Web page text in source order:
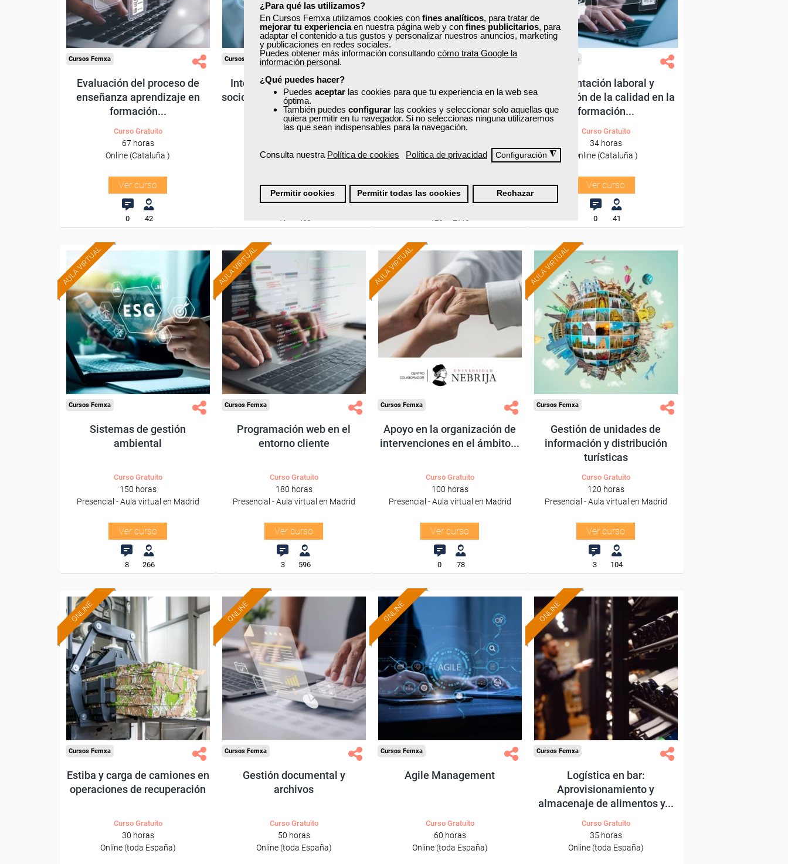
¿Para qué las utilizamos?
En Cursos Femxa utilizamos cookies con fines analíticos, para tratar de
mejorar tu experienciaen nuestra página web y con fines publicitarios, para
adaptar el contenido a tus gustos y personalizar nuestros anuncios, marketing
y publicaciones en redes sociales.
Puedes obtener más información consultando cómo trata Google la
información personal.
¿Qué puedes hacer?
Puedes aceptar las cookies para que tu experiencia en la web sea
óptima.
También puedes configurar las cookies y seleccionar solo aquellas que
quiera permitir en tu navegador. Si no seleccionas ninguna utilizaremos
las que sean indispensables para la navegación.
Consulta nuestra Política de cookies Política de privacidad Configuración ◮
Permitir cookies Permitir todas las cookies Rechazar
Para todos los sectores.
Cursos Femxa
Evaluación del proceso de
enseñanza aprendizaje en
formación...
Curso Gratuito
67 horas
Online (Cataluña )
Ver curso
0 42
Para todos los sectores.
Cursos Femxa
Intervención en la atención
sociosanitaria en instituciones
Curso Gratuito
Online (Cataluña )
Ver curso
19 456
Para todos los sectores.
Cursos Femxa
básicas de oficina
Curso Gratuito
Online (Cataluña )
Ver curso
125 2115
Para todos los sectores.
Cursos Femxa
Orientación laboral y
promoción de la calidad en la
formación...
Curso Gratuito
34 horas
Online (Cataluña )
Ver curso
0 41
AULA VIRTUAL Formación 100%
subvencionada.
Para desempleados,
trabajadores y autónomos.
Para todos los sectores.
Cursos Femxa
Sistemas de gestión
ambiental
Curso Gratuito
150 horas
Presencial - Aula virtual en Madrid
Ver curso
8 266
AULA VIRTUAL
Formación 100%
subvencionada.
Para desempleados,
trabajadores y autónomos.
Para todos los sectores.
Cursos Femxa
Programación web en el
entorno cliente
Curso Gratuito
180 horas
Presencial - Aula virtual en Madrid
Ver curso
3 596
AULA VIRTUAL Formación 100%
subvencionada.
Para trabajadores y
autónomos.
Para todos los sectores.
Cursos Femxa
Apoyo en la organización de
intervenciones en el ámbito...
Curso Gratuito
100 horas
Presencial - Aula virtual en Madrid
Ver curso
0 78
AULA VIRTUAL Formación 100%
subvencionada.
Para desempleados,
trabajadores y autónomos.
Para todos los sectores.
Cursos Femxa
Gestión de unidades de
información y distribución
turísticas
Curso Gratuito
120 horas
Presencial - Aula virtual en Madrid
Ver curso
3 104
ONLINE
Formación 100%
subvencionada.
Para desempleados,
trabajadores y autónomos.
Sector
-Mediambiente.
Cursos Femxa
Estiba y carga de camiones en
operaciones de recuperación
Curso Gratuito
30 horas
Online (toda España)
ONLINE
Formación 100%
subvencionada.
Para desempleados,
trabajadores y autónomos.
Sector
-Administración.
Cursos Femxa
Gestión documental y
archivos
Curso Gratuito
50 horas
Online (toda España)
ONLINE
Formación 100%
subvencionada.
Para desempleados,
trabajadores y autónomos.
Sector
-Administración.
Cursos Femxa
Agile Management
Curso Gratuito
60 horas
Online (toda España)
ONLINE
Formación 100%
subvencionada.
Para desempleados,
trabajadores y autónomos.
Sector
-Hosteleria y Turismo.
Cursos Femxa
Logística en bar:
Aprovisionamiento y
almacenaje de alimentos y...
Curso Gratuito
35 horas
Online (toda España)